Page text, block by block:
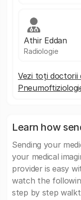
Athir Eddan
Radiologie
Vezi toți doctorii
Learn how
Sending your
your medical
provider is easy
watch the
step by step